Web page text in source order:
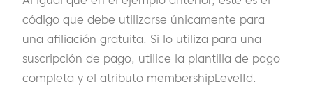
código que debe utilizarse únicamente para
una afiliación gratuita. Si lo utiliza para una
suscripción de pago, utilice la plantilla de pago
completa y el atributo membershipLevelId.